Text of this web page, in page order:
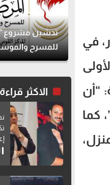
في
“أن
كما
تدشين مشروع
للمسرح
الشعبية"
الاكثر قراءة